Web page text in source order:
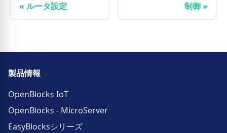
« ルータ設定 制御»
製品情報
OpenBlocks IoT
OpenBlocks - MicroServer
EasyBlocksシリーズ